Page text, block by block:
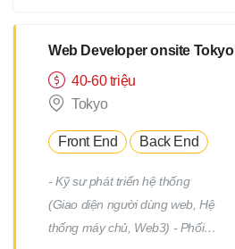
triển Quản lý: Chất lượng
(Quality) Tiến độ (Progress)
Thời hạn (Deadline)
Web Developer onsite Tokyo
40-60 triệu
Tokyo
Front End Back End
- Kỹ sư phát triển hệ thống
(Giao diện người dùng web, Hệ
thống máy chủ, Web3) - Phối